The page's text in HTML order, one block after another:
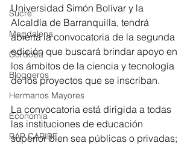
Sucre
Magdalena
Córdoba
Bloggeros
Hermanos Mayores
Economía
RAP CARIBE
Universidad Simón Bolívar y la
Alcaldía de Barranquilla, tendrá
abierta la convocatoria de la segunda
edición que buscará brindar apoyo en
los ámbitos de la ciencia y tecnología
de los proyectos que se inscriban.
La convocatoria está dirigida a todas
las instituciones de educación
superior bien sea públicas o privadas;